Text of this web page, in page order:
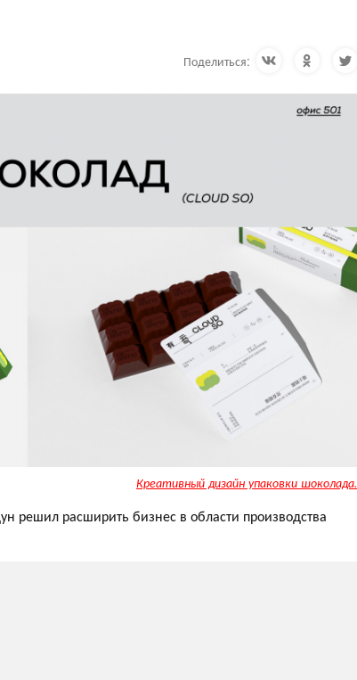
Поделиться:
Креативный дизайн упаковки шоколада.
решил расширить бизнес в области производства